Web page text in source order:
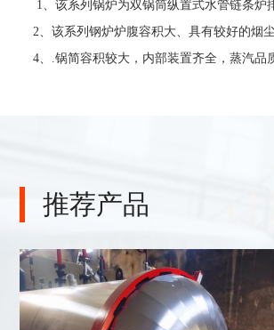
1、该系列锅炉为双锅筒纵置式水管链条炉
2、该系列钢炉炉腹容积大、具有较好的烟
4、.锅简容积较大，内部装置齐全，蒸汽品
推荐产品